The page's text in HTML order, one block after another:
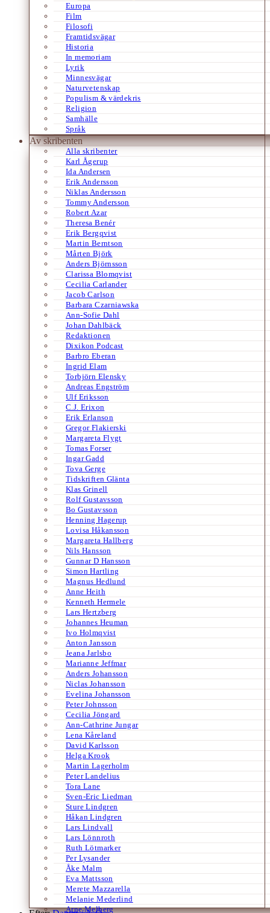
Europa
Film
Filosofi
Framtidsvägar
Historia
In memoriam
Lyrik
Minnesvägar
Naturvetenskap
Populism & värdekris
Religion
Samhälle
Språk
Av skribenten
Alla skribenter
Karl Ågerup
Ida Andersen
Erik Andersson
Niklas Andersson
Tommy Andersson
Robert Azar
Theresa Benér
Erik Bergqvist
Martin Berntson
Mårten Björk
Anders Björnsson
Clarissa Blomqvist
Cecilia Carlander
Jacob Carlson
Barbara Czarniawska
Ann-Sofie Dahl
Johan Dahlbäck
Redaktionen
Dixikon Podcast
Barbro Eberan
Ingrid Elam
Torbjörn Elensky
Andreas Engström
Ulf Eriksson
C.J. Erixon
Erik Erlanson
Gregor Flakierski
Margareta Flygt
Tomas Forser
Ingar Gadd
Tova Gerge
Tidskriften Glänta
Klas Grinell
Rolf Gustavsson
Bo Gustavsson
Henning Hagerup
Lovisa Håkansson
Margareta Hallberg
Nils Hansson
Gunnar D Hansson
Simon Hartling
Magnus Hedlund
Anne Heith
Kenneth Hermele
Lars Hertzberg
Johannes Heuman
Ivo Holmqvist
Anton Jansson
Jeana Jarlsbo
Marianne Jeffmar
Anders Johansson
Niclas Johansson
Evelina Johansson
Peter Johnsson
Cecilia Jöngard
Ann-Cathrine Jungar
Lena Kåreland
David Karlsson
Helga Krook
Martin Lagerholm
Peter Landelius
Tora Lane
Sven-Eric Liedman
Sture Lindgren
Håkan Lindgren
Lars Lindvall
Lars Lönnroth
Ruth Lötmarker
Per Lysander
Åke Malm
Eva Mattsson
Merete Mazzarella
Melanie Mederlind
Arne Melberg